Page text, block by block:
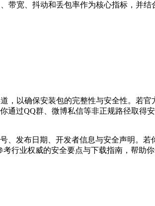
带宽、抖动和丢包率作为核心指标，并
，以确保安装包的完整性与安全性。若官
通过QQ群、微博私信等非正规路径取得
发布日期、开发者信息与安全声明。若
行业权威的安全要点与下载指南，帮助你